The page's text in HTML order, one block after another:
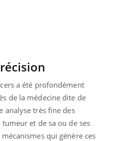
a été profondément
de la médecine dite de
analyse très fine des
et de sa ou de ses
qui génère ces